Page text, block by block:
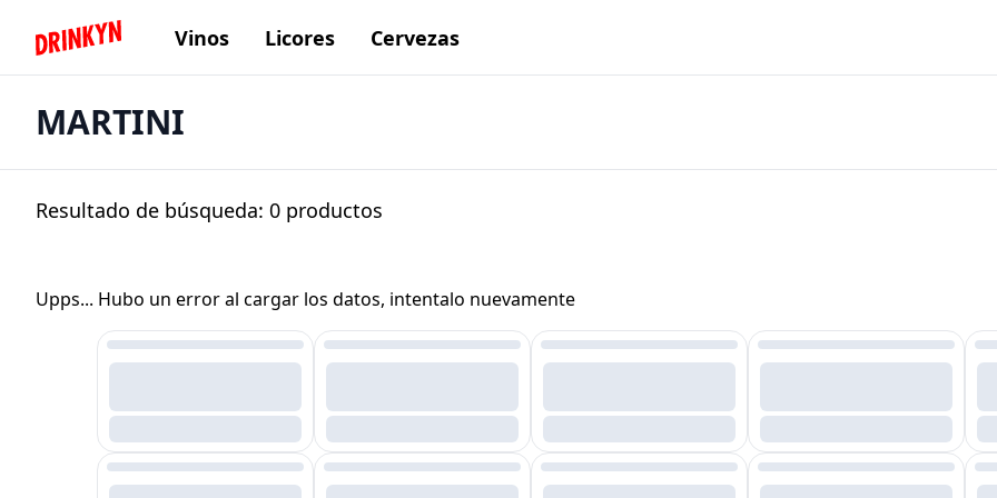
Inicio DrinkynVinos Licores Cervezas
MARTINI
Resultado de búsqueda: 0 productos
Upps... Hubo un error al cargar los datos, intentalo nuevamente